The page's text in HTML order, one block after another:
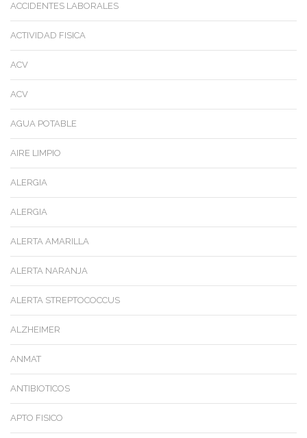
ACCIDENTES LABORALES
ACTIVIDAD FISICA
ACV
ACV
AGUA POTABLE
AIRE LIMPIO
ALERGIA
ALERGIA
ALERTA AMARILLA
ALERTA NARANJA
ALERTA STREPTOCOCCUS
ALZHEIMER
ANMAT
ANTIBIOTICOS
APTO FISICO